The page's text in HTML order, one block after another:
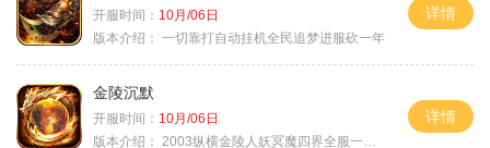
开服时间： 10月/06日
版本介绍： 一切靠打自动挂机全民追梦进服砍一年
详情
金陵沉默
开服时间： 10月/06日
版本介绍： 2003纵横金陵人妖冥魔四界全服一切靠
详情